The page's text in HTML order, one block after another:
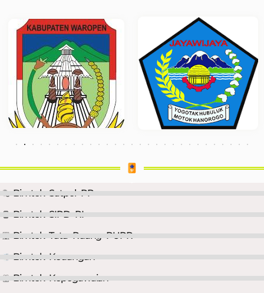
Bimtek Satpol PP
Bimtek SIPD RI
Bimtek Tata Ruang PUPR
Bimtek Keuangan
Bimtek Kepegawaian